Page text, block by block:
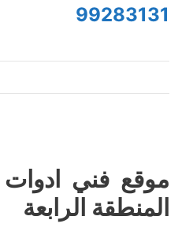
99283131
موقع فني
المنطقة الرابعة